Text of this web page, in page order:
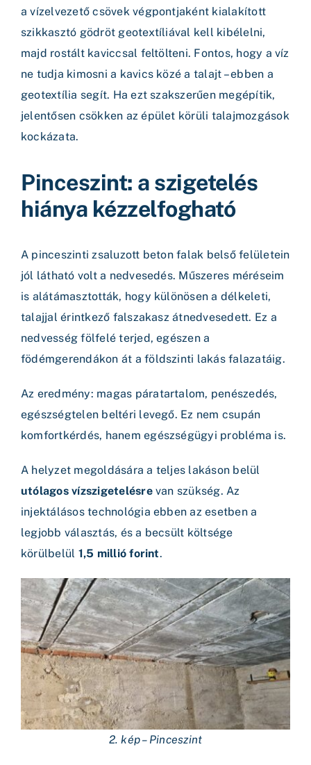
a vízelvezető csövek végpontjaként kialakított
szikkasztó gödröt geotextíliával kell kibélelni,
majd rostált kaviccsal feltölteni. Fontos, hogy a víz
ne tudja kimosni a kavics közé a talajt – ebben a
geotextília segít. Ha ezt szakszerűen megépítik,
jelentősen csökken az épület körüli talajmozgások
kockázata.
Pinceszint: a szigetelés
hiánya kézzelfogható
A pinceszinti zsaluzott beton falak belső felületein
jól látható volt a nedvesedés. Műszeres méréseim
is alátámasztották, hogy különösen a délkeleti,
talajjal érintkező falszakasz átnedvesedett. Ez a
nedvesség fölfelé terjed, egészen a
födémgerendákon át a földszinti lakás falazatáig.
Az eredmény: magas páratartalom, penészedés,
egészségtelen beltéri levegő. Ez nem csupán
komfortkérdés, hanem egészségügyi probléma is.
A helyzet megoldására a teljes lakáson belül
utólagos vízszigetelésrevan szükség. Az
injektálásos technológia ebben az esetben a
legjobb választás, és a becsült költsége
körülbelül 1,5 millió forint.
2. kép – Pinceszint